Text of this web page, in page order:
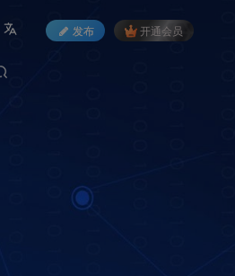
发布 开通会员